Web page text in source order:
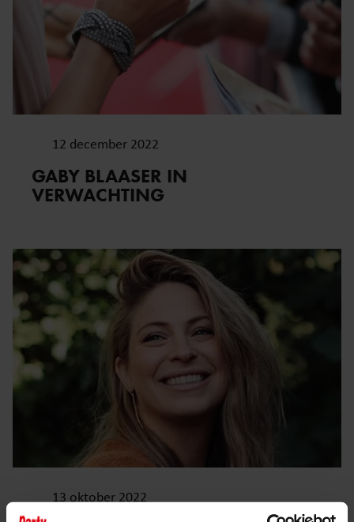
12 december 2022
GABY BLAASER IN
VERWACHTING
13 oktober 2022